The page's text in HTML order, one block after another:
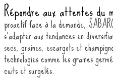
Répondre aux attentes du
proactif face à la demande,
s’adapter aux tendances en
secs, graines, escargots et
technologies comme les graines
cuits et surgelés.